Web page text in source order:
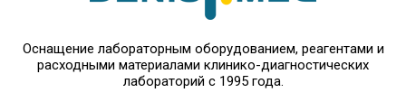
Оснащение лабораторным оборудованием, реагентами и
расходными материалами клинико-диагностических
лабораторий с 1995 года.